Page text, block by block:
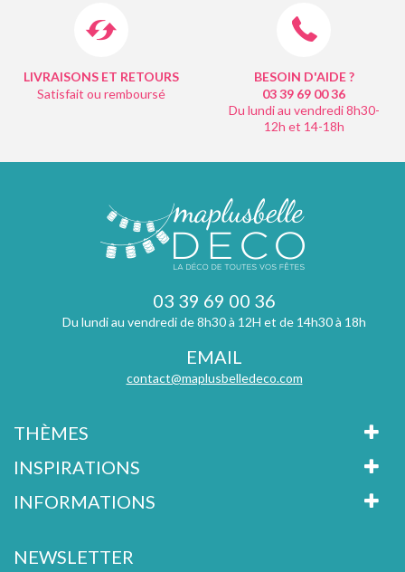
LIVRAISONS ET RETOURS
Satisfait ou remboursé
BESOIN D'AIDE ?
03 39 69 0036
Du lundi au vendredi 8h30-
12h et 14-18h
03 39 69 00 36
Du lundi au vendredi de 8h30 à 12H et de 14h30 à 18h
EMAIL
contact@maplusbelledeco.com
THÈMES
INSPIRATIONS
INFORMATIONS
NEWSLETTER